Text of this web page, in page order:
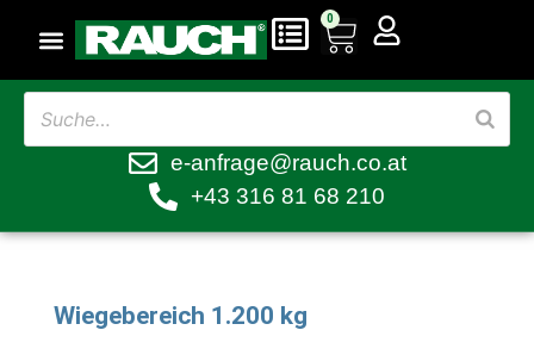
0
e-anfrage@rauch.co.at
+43 316 81 68 210
Wiegebereich 1.200 kg